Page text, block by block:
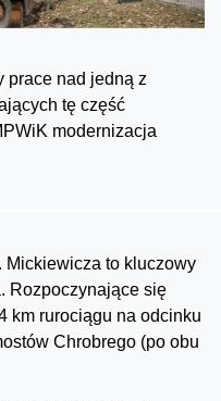
prace nad jedną z
tę część
modernizacja
Mickiewicza to kluczowy
Rozpoczynające się
km rurociągu na odcinku
Chrobrego (po obu